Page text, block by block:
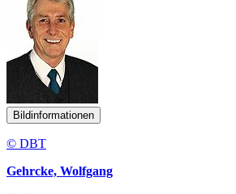
Bildinformationen
© DBT
Gehrcke, Wolfgang